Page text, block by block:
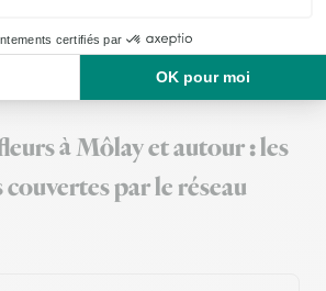
la marque Interflora sur Trustpilot
à Môlay et autour : les
par le réseau